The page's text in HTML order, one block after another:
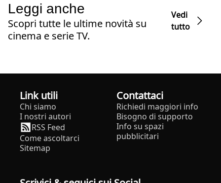
Leggi anche
Scopri tutte le ultime novità su
cinema e serie TV.
Vedi
tutto
Link utili
Chi siamo
I nostri autori
RSS Feed
Come ascoltarci
Sitemap
Contattaci
Richiedi maggiori info
Bisogno di supporto
Info su spazi
pubblicitari